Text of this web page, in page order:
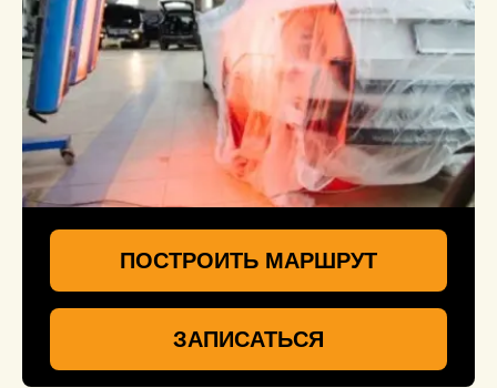
ПОСТРОИТЬ МАРШРУТ
ЗАПИСАТЬСЯ